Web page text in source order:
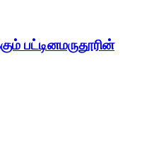
பட்டினமருதூரின்